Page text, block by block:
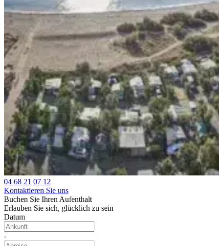
04 68 21 07 12
Kontaktieren Sie uns
Buchen Sie Ihren Aufenthalt
Erlauben Sie sich, glücklich zu sein
Datum
-